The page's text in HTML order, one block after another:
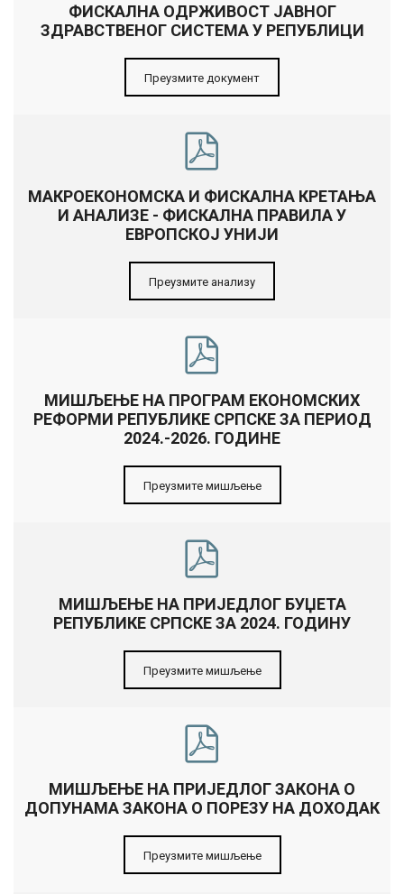
ФИСКАЛНА ОДРЖИВОСТ ЈАВНОГ
ЗДРАВСТВЕНОГ СИСТЕМА У РЕПУБЛИЦИ
Преузмите документ
МАКРОЕКОНОМСКА И ФИСКАЛНА КРЕТАЊА
И АНАЛИЗЕ - ФИСКАЛНА ПРАВИЛА У
ЕВРОПСКОЈ УНИЈИ
Преузмите анализу
МИШЉЕЊЕ НА ПРОГРАМ ЕКОНОМСКИХ
РЕФОРМИ РЕПУБЛИКЕ СРПСКЕ ЗА ПЕРИОД
2024.-2026. ГОДИНЕ
Преузмите мишљење
МИШЉЕЊЕ НА ПРИЈЕДЛОГ БУЏЕТА
РЕПУБЛИКЕ СРПСКЕ ЗА 2024. ГОДИНУ
Преузмите мишљење
МИШЉЕЊЕ НА ПРИЈЕДЛОГ ЗАКОНА О
ДОПУНАМА ЗАКОНА О ПОРЕЗУ НА ДОХОДАК
Преузмите мишљење